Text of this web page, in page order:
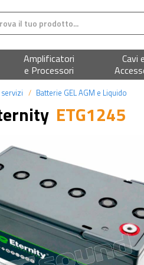
Amplificatori
e Processori
Cavi e
Batterie GEL AGM e Liquido
ETG1245